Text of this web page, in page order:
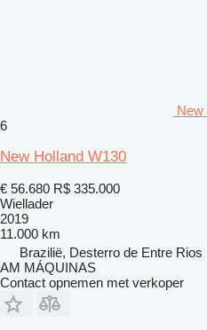
New
6
New Holland W130
€ 56.680 R$ 335.000
Wiellader
2019
11.000 km
Brazilië, Desterro de Entre Rios
AM MÁQUINAS
Contact opnemen met verkoper